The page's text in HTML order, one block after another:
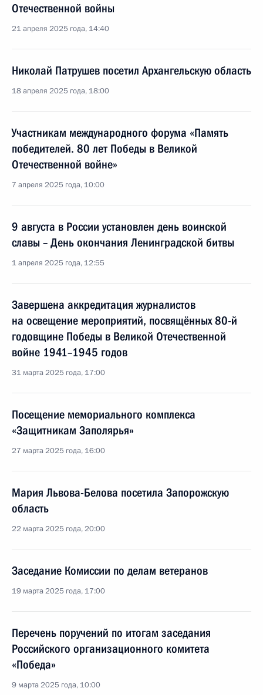
Отечественной войны
21 апреля 2025 года, 14:40
Николай Патрушев посетил Архангельскую область
18 апреля 2025 года, 18:00
Участникам международного форума «Память
победителей. 80 лет Победы в Великой
Отечественной войне»
7 апреля 2025 года, 10:00
9 августа в России установлен день воинской
славы – День окончания Ленинградской битвы
1 апреля 2025 года, 12:55
Завершена аккредитация журналистов
на освещение мероприятий, посвящённых 80-й
годовщине Победы в Великой Отечественной
войне 1941–1945 годов
31 марта 2025 года, 17:00
Посещение мемориального комплекса
«Защитникам Заполярья»
27 марта 2025 года, 16:00
Мария Львова-Белова посетила Запорожскую
область
22 марта 2025 года, 20:00
Заседание Комиссии по делам ветеранов
19 марта 2025 года, 17:00
Перечень поручений по итогам заседания
Российского организационного комитета
«Победа»
9 марта 2025 года, 10:00